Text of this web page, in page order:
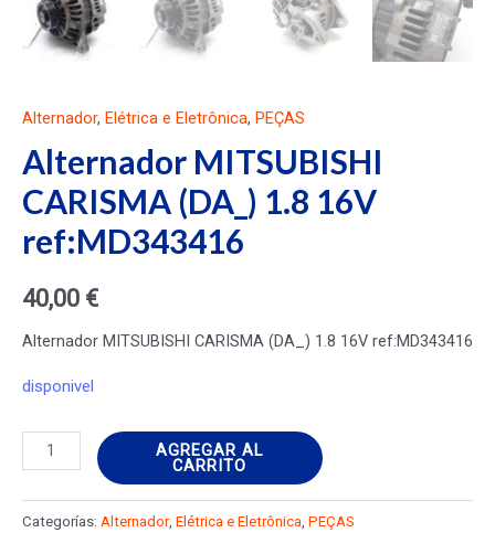
Alternador, Elétrica e Eletrônica, PEÇAS
Alternador MITSUBISHI
CARISMA (DA_) 1.8 16V
ref:MD343416
40,00 €
Alternador MITSUBISHI CARISMA (DA_) 1.8 16V ref:MD343416
disponivel
Alternador
MITSUBISHI
CARISMA
(DA_)
AGREGAR AL
CARRITO
Categorías: Alternador, Elétrica e Eletrônica PEÇAS